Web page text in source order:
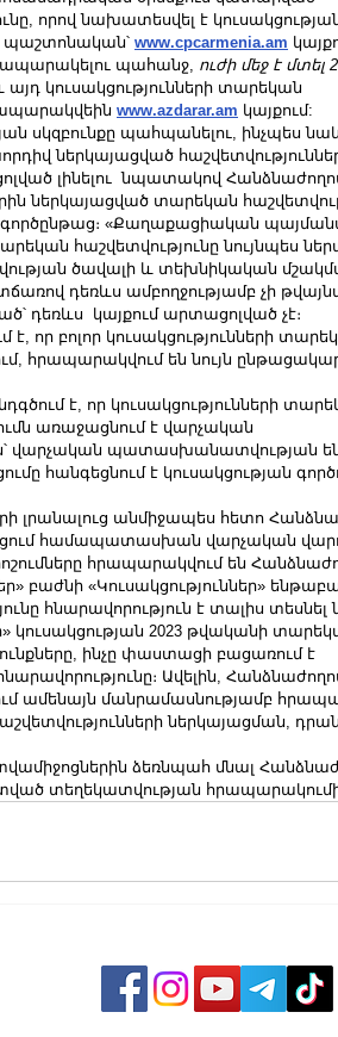
որով նախատեսվել է
պաշտոնական՝ www.cpcarmenia.am
պահանջ, ուժի մեջ է մտել
այդ կուսակցությունների տարեկան
www.azdarar.am կայքում:
սկզբունքը պահպանելու, ինչպես
ներկայացված
լինելու  նպատակով
ներկայացված տարեկան
«Քաղաքացիական
հաշվետվությունը նույնպես
ծավալի և տեխնիկական
դեռևս ամբողջությամբ չի
դեռևս  կայքում արտացոլված չէ։
որ բոլոր կուսակցությունների
հրապարակվում են նույն
է, որ կուսակցությունների
առաջացնում է վարչական
վարչական պատասխանատվության
հանգեցնում է կուսակցության
լրանալուց անմիջապես հետո
համապատասխան վարչական
հրապարակվում են
բաժնի «Կուսակցություններ»
հնարավորություն է տալիս
2023 թվականի
ինչը փաստացի բացառում է
Ավելին,
ամենայն մանրամասնությամբ
ներկայացման,
ձեռնպահ մնալ
տեղեկատվության